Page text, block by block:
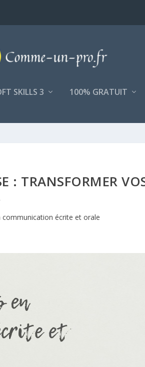
SKILLS 3 100% GRATUIT
: TRANSFORMER
communication écrite et orale